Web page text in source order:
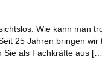
Wie kann man
25 Jahren bringen wir
Sie als Fachkräfte aus